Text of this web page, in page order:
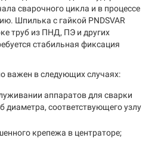
сварочного цикла и в процессе
Шпилька с гайкой PNDSVAR
труб из ПНД, ПЭ и других
стабильная фиксация
важен в следующих случаях:
аппаратов для сварки
диаметра, соответствующего узлу
крепежа в центраторе;